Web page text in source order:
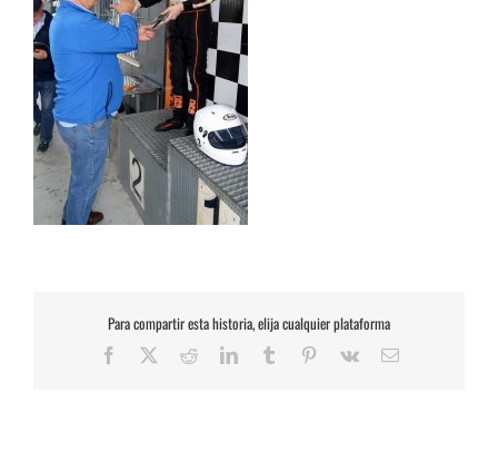
Para compartir esta historia, elija cualquier plataforma
Facebook RedditLinkedInTumblr Pinterest
Vk
Correo